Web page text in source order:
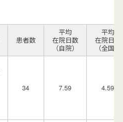
患者数
平均
在院日数
（自院）
平均
在院日数
（全国）
34 7.59 4.59